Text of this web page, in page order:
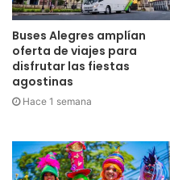
Buses Alegres amplían
oferta de viajes para
disfrutar las fiestas
agostinas
Hace 1 semana